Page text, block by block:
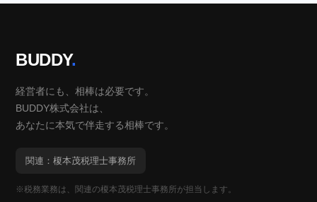
BUDDY.
経営者にも、相棒は必要です。
BUDDY株式会社は、
あなたに本気で伴走する相棒です。
関連：榎本茂税理士事務所
※税務業務は、関連の榎本茂税理士事務所が担当します。